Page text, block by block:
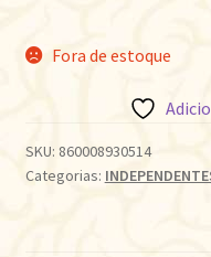
Fora de estoque
SKU: 860008930514
Categorias: